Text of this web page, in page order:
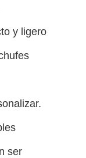
y ligero
ser